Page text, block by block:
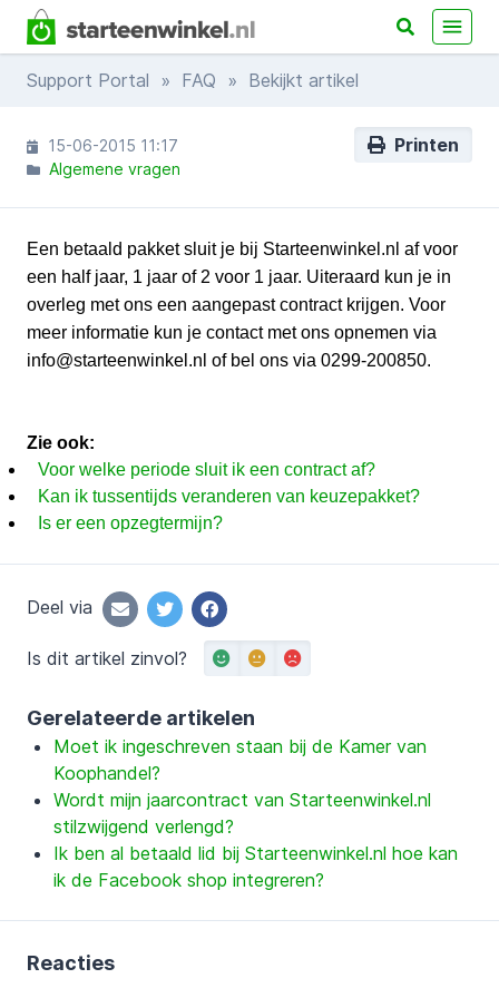
Support Portal » FAQ » Bekijkt artikel
Printen
15-06-2015 11:17
Algemene vragen
Een betaald pakket sluit je bij Starteenwinkel.nl af voor
een half jaar, 1 jaar of 2 voor 1 jaar. Uiteraard kun je in
overleg met ons een aangepast contract krijgen. Voor
meer informatie kun je contact met ons opnemen via
info@starteenwinkel.nl of bel ons via 0299-200850.
Zie ook:
Voor welke periode sluit ik een contract af?
Kan ik tussentijds veranderen van keuzepakket?
Is er een opzegtermijn?
Deel via
Is dit artikel zinvol?
Gerelateerde artikelen
Moet ik ingeschreven staan bij de Kamer van
Koophandel?
Wordt mijn jaarcontract van Starteenwinkel.nl
stilzwijgend verlengd?
Ik ben al betaald lid bij Starteenwinkel.nl hoe kan
ik de Facebook shop integreren?
Reacties